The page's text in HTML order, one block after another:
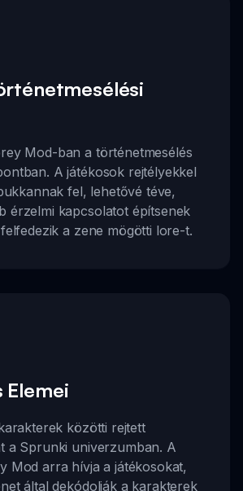
Mod-ban a történetmesélés
A játékosok rejtélyekkel
fel, lehetővé téve,
érzelmi kapcsolatot építsenek
a zene mögötti lore-t.
Elemei
közötti rejtett
a Sprunki univerzumban. A
Mod arra hívja a játékosokat,
által dekódolják a karakterek